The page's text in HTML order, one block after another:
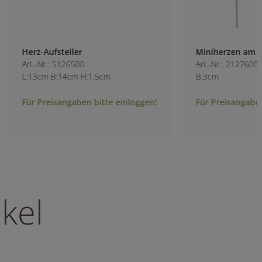
Herz-Aufsteller
Art.-Nr.: 5126500
L:13cm B:14cm H:1.5cm
Für Preisangaben bitte einloggen!
Miniherzen am
Art.-Nr.: 2127600
B:3cm
Für